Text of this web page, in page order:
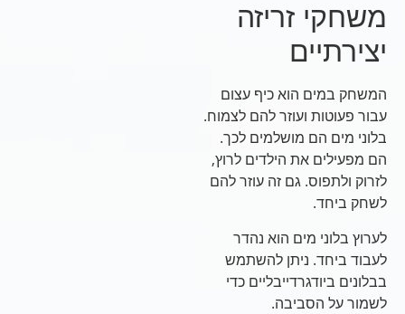
משחקי זריזה
יצירתיים
המשחק במים הוא כיף עצום
עבור פעוטות ועוזר להם לצמוח.
בלוני מים הם מושלמים לכך.
הם מפעילים את הילדים לרוץ,
לזרוק ולתפוס. גם זה עוזר להם
לשחק ביחד.
לערוץ בלוני מים הוא נהדר
לעבוד ביחד. ניתן להשתמש
בבלונים ביודגרדייבליים כדי
לשמור על הסביבה.